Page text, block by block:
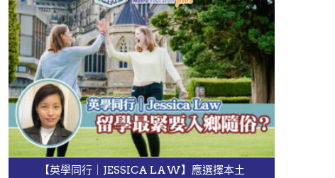
【英學同行｜JESSICA LAW】應選擇本土